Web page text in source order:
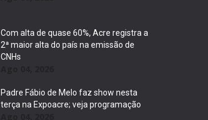
Com alta de quase 60%, Acre registra a
2ª maior alta do país na emissão de
CNHs
Padre Fábio de Melo faz show nesta
terça na Expoacre; veja programação